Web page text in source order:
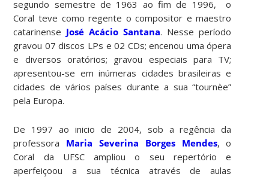
segundo semestre de 1963 ao fim de 1996, o
Coral teve como regente o compositor e maestro
catarinense José Acácio Santana. Nesse período
gravou 07 discos LPs e 02 CDs; encenou uma ópera
e diversos oratórios; gravou especiais para TV;
apresentou-se em inúmeras cidades brasileiras e
cidades de vários países durante a sua “tournèe”
pela Europa.
De 1997 ao inicio de 2004, sob a regência da
professora Maria Severina Borges Mendes, o
Coral da UFSC ampliou o seu repertório e
aperfeiçoou a sua técnica através de aulas